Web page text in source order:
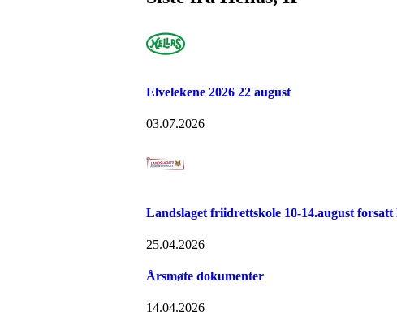
Elvelekene 2026 22 august
03.07.2026
Landslaget friidrettskole 10-14.august forsatt
25.04.2026
Årsmøte dokumenter
14.04.2026